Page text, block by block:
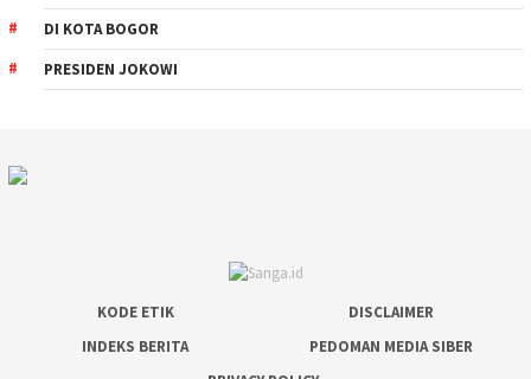
DI KOTA BOGOR
PRESIDEN JOKOWI
KODE ETIK
DISCLAIMER
INDEKS BERITA
PEDOMAN MEDIA SIBER